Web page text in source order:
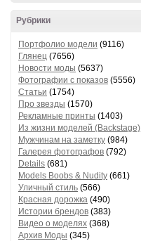
Рубрики
Портфолио модели (9116)
Глянец (7656)
Новости моды (5637)
Фотографии с показов (5556)
Статьи (1754)
Про звезды (1570)
Рекламные принты (1403)
Из жизни моделей (Backstage)
Мужчинам на заметку (984)
Галерея фотографов (792)
Details (681)
Models Boobs & Nudity (661)
Уличный стиль (566)
Красная дорожка (490)
Истории брендов (383)
Видео о моделях (368)
Архив Моды (345)